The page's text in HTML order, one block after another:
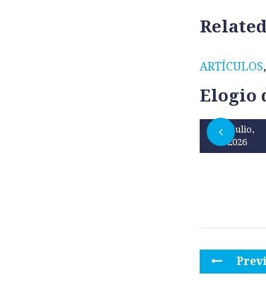
ARTÍCULOS,
Elogio
31 julio,
2026